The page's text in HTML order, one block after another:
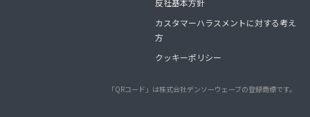
反社基本方針
カスタマーハラスメントに対する考え
方
クッキーポリシー
「QRコード」は株式会社デンソーウェーブの登録商標です。